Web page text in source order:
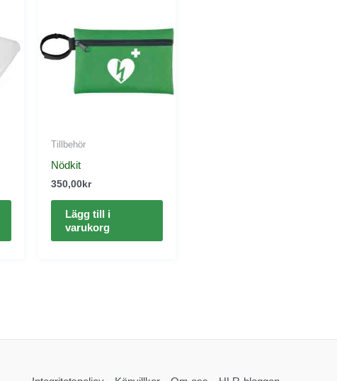
Tillbehör
Nödkit
350,00kr
Lägg till i
varukorg